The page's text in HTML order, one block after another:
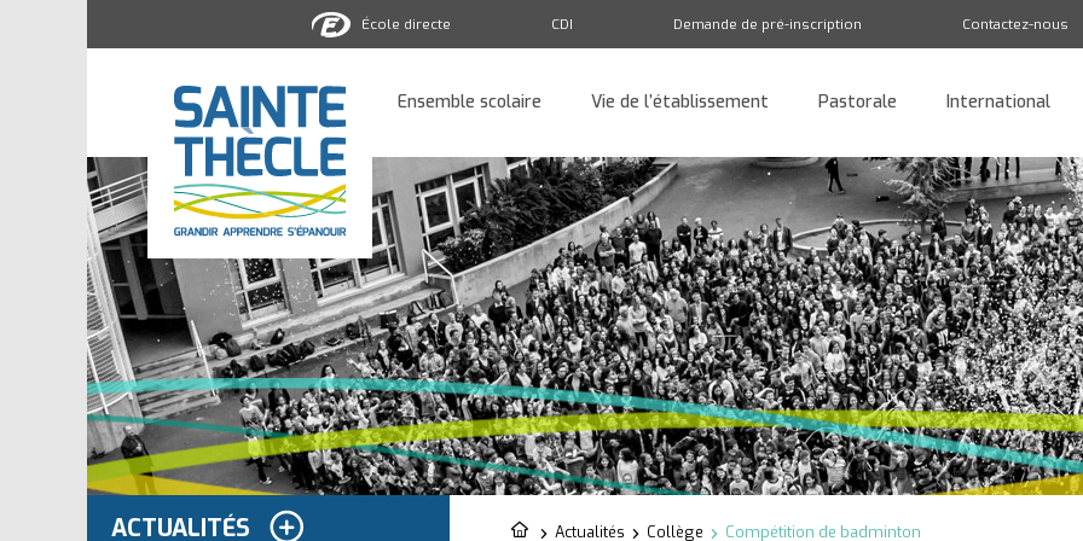
scolaire
Sainte-
Thècle
Ensemble scolaire Vie de l’établissement Pastorale International
École directe CDI Demande de pré-inscription Contactez-nous
Retour
Actualités Collège Compétition de badminton
ACTUALITÉS